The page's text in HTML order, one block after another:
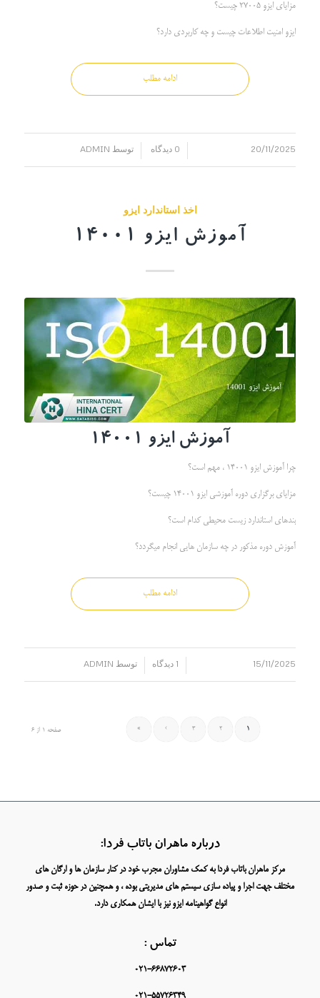
مزایای ایزو 27005 چیست؟
ایزو امنیت اطلاعات چیست و چه کاربردی دارد؟
ادامه مطلب
20/11/2025 0 دیدگاه توسط ADMIN
اخذ استاندارد ایزو
آموزش ایزو 14001
آموزش ایزو
چرا آموزش ایزو 14001 ، مهم است؟
مزایای برگزاری دوره آموزشی ایزو 14001 چیست؟
بندهای استاندارد زیست محیطی کدام است؟
آموزش دوره مذکور در چه سازمان هایی انجام میگردد؟
ادامه مطلب
15/11/2025 1 دیدگاه توسط ADMIN
صفحه 1 از 6 1
2
3
›
»
درباره ماهران باتاب فردا:
مرکز ماهران باتاب فردا به کمک مشاوران مجرب خود در کنار سازمان ها و ارگان های
مختلف جهت اجرا و پیاده سازی سیستم های مدیریتی بوده ، و همچنین در حوزه ثبت و صدور
انواع گواهینامه ایزو نیز با ایشان همکاری دارد.
تماس :
021-66872603